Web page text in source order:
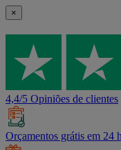
×
4,4/5 Opiniões de clientes
Orçamentos grátis em 24 h